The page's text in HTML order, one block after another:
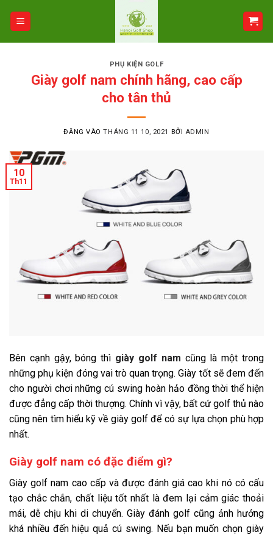
PHỤ KIỆN GOLF
Giày golf nam chính hãng, cao cấp
cho tân thủ
ĐĂNG VÀOTHÁNG 11 10, 2021 BỞI ADMIN
10
Th11
Bên cạnh gậy, bóng thì giày golf nam cũng là một trong
những phụ kiện đóng vai trò quan trọng. Giày tốt sẽ đem đến
cho người chơi những cú swing hoàn hảo đồng thời thể hiện
được đẳng cấp thời thượng. Chính vì vậy, bất cứ golf thủ nào
cũng nên tìm hiểu kỹ về giày golf để có sự lựa chọn phù hợp
nhất.
Giày golf nam có đặc điểm gì?
Giày golf nam cao cấp và được đánh giá cao khi nó có cấu
tạo chắc chắn, chất liệu tốt nhất là đem lại cảm giác thoải
mái, dễ chịu khi di chuyển. Giày đánh golf cũng ảnh hưởng
khá nhiều đến hiệu quả cú swing. Nếu bạn muốn chọn giày